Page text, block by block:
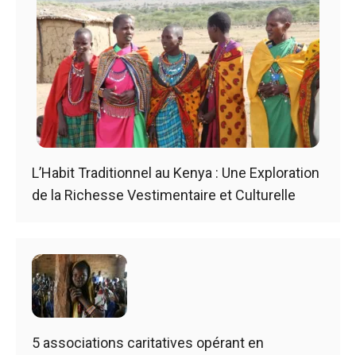
L’Habit Traditionnel au Kenya : Une Exploration
de la Richesse Vestimentaire et Culturelle
5 associations caritatives opérant en